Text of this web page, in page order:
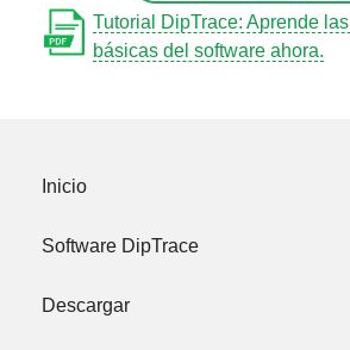
Tutorial DipTrace: Aprende las
básicas del software ahora.
Inicio
Software DipTrace
Captura esquemática
Descargar